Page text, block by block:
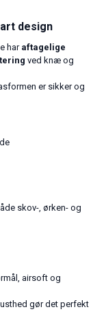
design
har aftagelige
ved knæ og
er sikker og
skov-, ørken- og
airsoft og
gør det perfekt